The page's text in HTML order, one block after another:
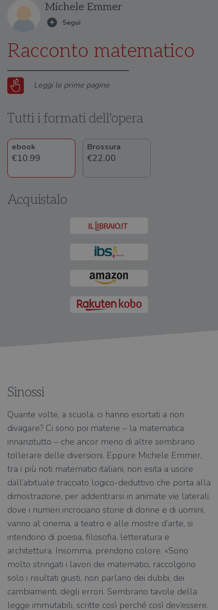
Michele Emmer
Racconto matematico
Leggi le prime pagine
Tutti i formati dell'opera
ebook
€10.99
Brossura
€22.00
Acquistalo
Sinossi
Quante volte, a scuola, ci hanno esortati a non
divagare? Ci sono poi materie – la matematica
innanzitutto – che ancor meno di altre sembrano
tollerare delle diversioni. Eppure Michele Emmer,
tra i più noti matematici italiani, non esita a uscire
dall’abituale tracciato logico-deduttivo che porta alla
dimostrazione, per addentrarsi in animate vie laterali,
dove i numeri incrociano storie di donne e di uomini,
vanno al cinema, a teatro e alle mostre d’arte, si
intendono di poesia, filosofia, letteratura e
architettura. Insomma, prendono colore. «Sono
molto stringati i lavori dei matematici, raccolgono
solo i risultati giusti, non parlano dei dubbi, dei
cambiamenti, degli errori. Sembrano tavole della
legge immutabili, scritte così perché così dev’essere.